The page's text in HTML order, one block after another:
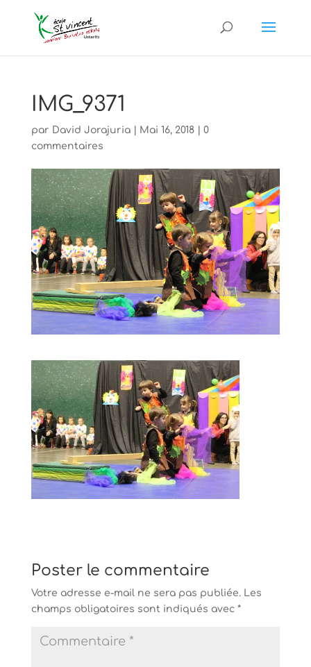
IMG_9371
par David Jorajuria| Mai 16, 2018| 0
commentaires
Poster le commentaire
Votre adresse e-mail ne sera pas publiée. Les
champs obligatoires sont indiqués avec *